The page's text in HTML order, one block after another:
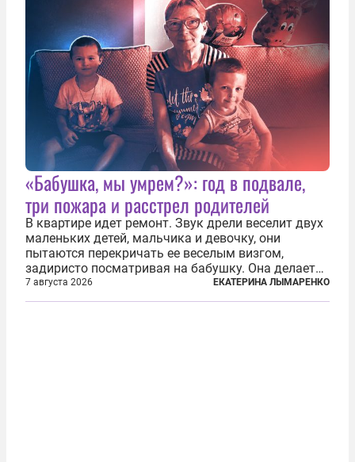
«Бабушка, мы умрем?»: год в подвале,
три пожара и расстрел родителей
В квартире идет ремонт. Звук дрели веселит двух
маленьких детей, мальчика и девочку, они
пытаются перекричать ее веселым визгом,
задиристо посматривая на бабушку. Она делает
им замечание, но внуки чувствуют, что она
сердится невсерьез. И это правда: дрель, конечно,
7 августа 2026 ЕКАТЕРИНА ЛЫМАРЕНКО